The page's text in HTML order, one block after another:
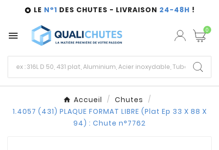
 LE N°1 DES CHUTES - LIVRAISON 24-48H !
 0
Accueil
Chutes
1.4057 (431) PLAQUE FORMAT LIBRE (Plat Ep 33 X 88 X
94) : Chute n°7762